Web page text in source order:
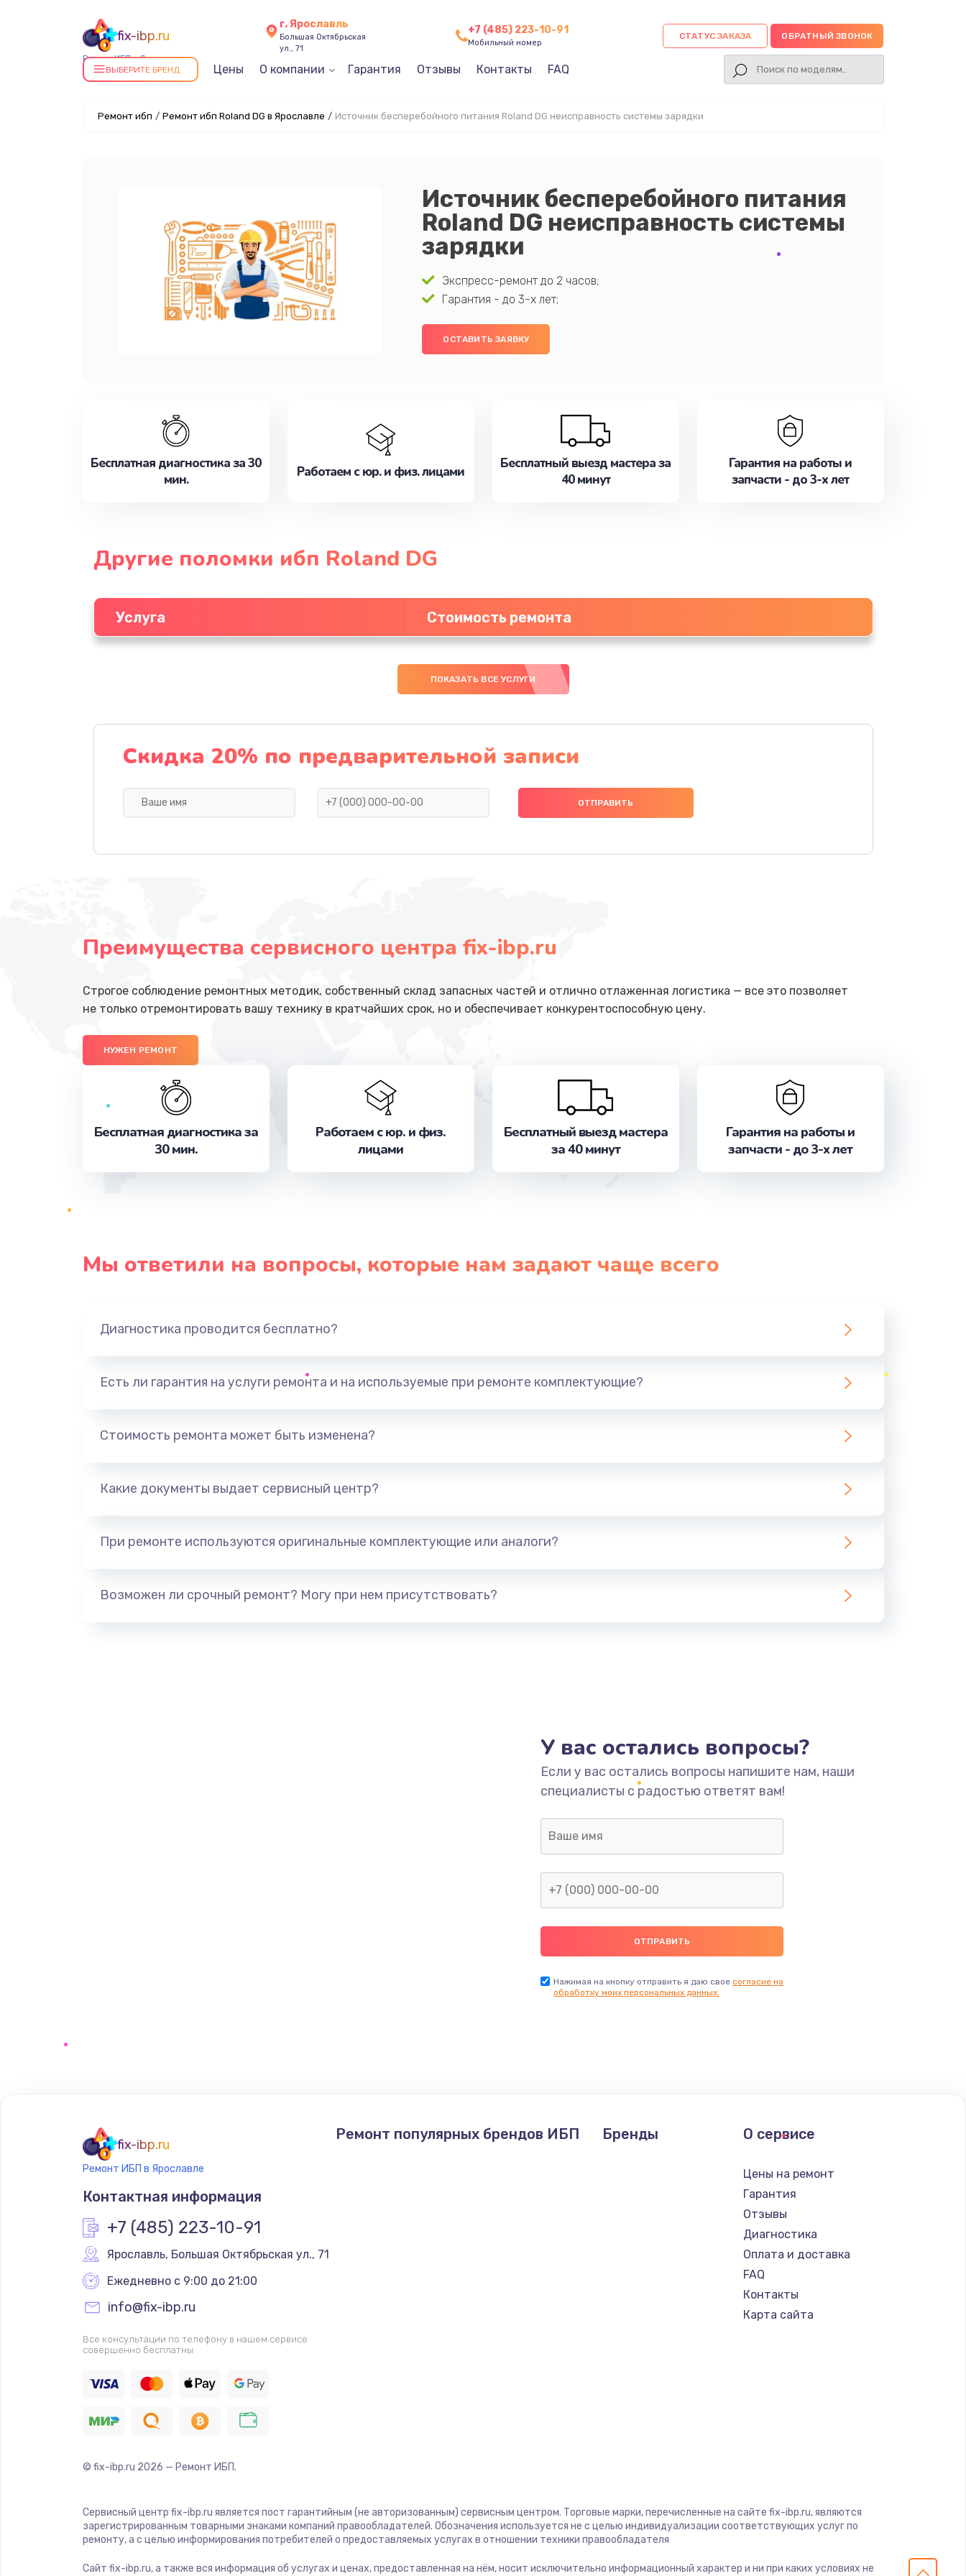
fix-ibp.ru
Ремонт ИБП в Ярославле
г. Ярославль
Большая Октябрьская
ул., 71
+7 (485) 223-10-91
Мобильный номер
СТАТУС ЗАКАЗА ОБРАТНЫЙ ЗВОНОК
ВЫБЕРИТЕ БРЕНД Цены О компании Гарантия Отзывы Контакты FAQ
Ремонт ибп / Ремонт ибп Roland DG в Ярославле / Источник бесперебойного питания Roland DG неисправность системы зарядки
Источник бесперебойного питания
Roland DG неисправность системы
зарядки
Экспресс-ремонт до 2 часов;
Гарантия - до 3-х лет;
ОСТАВИТЬ ЗАЯВКУ
Бесплатная диагностика за 30
мин.
Работаем с юр. и физ. лицами
Бесплатный выезд мастера за
40 минут
Гарантия на работы и
запчасти - до 3-х лет
Другие поломки ибп Roland DG
Услуга Стоимость ремонта
ПОКАЗАТЬ ВСЕ УСЛУГИ
Скидка 20% по предварительной записи
Преимущества сервисного центра fix-ibp.ru
Строгое соблюдение ремонтных методик, собственный склад запасных частей и отлично отлаженная логистика — все это позволяет
не только отремонтировать вашу технику в кратчайших срок, но и обеспечивает конкурентоспособную цену.
НУЖЕН РЕМОНТ
Бесплатная диагностика за
30 мин.
Работаем с юр. и физ.
лицами
Бесплатный выезд мастера
за 40 минут
Гарантия на работы и
запчасти - до 3-х лет
Мы ответили на вопросы, которые нам задают чаще всего
Диагностика проводится бесплатно?
Есть ли гарантия на услуги ремонта и на используемые при ремонте комплектующие?
Стоимость ремонта может быть изменена?
Какие документы выдает сервисный центр?
При ремонте используются оригинальные комплектующие или аналоги?
Возможен ли срочный ремонт? Могу при нем присутствовать?
У вас остались вопросы?
Если у вас остались вопросы напишите нам, наши
специалисты с радостью ответят вам!
Нажимая на кнопку отправить я даю свое согласие на
обработку моих персональных данных.
fix-ibp.ru
Ремонт ИБП в Ярославле
Контактная информация
+7 (485) 223-10-91
Ярославль, Большая Октябрьская ул., 71
Ежедневно с 9:00 до 21:00
info@fix-ibp.ru
Все консультации по телефону в нашем сервисе
совершенно бесплатны
Ремонт популярных брендов ИБП Бренды О сервисе
Цены на ремонт
Гарантия
Отзывы
Диагностика
Оплата и доставка
FAQ
Контакты
Карта сайта
© fix-ibp.ru 2026 — Ремонт ИБП.
Сервисный центр fix-ibp.ru является пост гарантийным (не авторизованным) сервисным центром. Торговые марки, перечисленные на сайте fix-ibp.ru, являются
зарегистрированным товарными знаками компаний правообладателей. Обозначения используется не с целью индивидуализации соответствующих услуг по
ремонту, а с целью информирования потребителей о предоставляемых услугах в отношении техники правообладателя
Сайт fix-ibp.ru, а также вся информация об услугах и ценах, предоставленная на нём, носит исключительно информационный характер и ни при каких условиях не